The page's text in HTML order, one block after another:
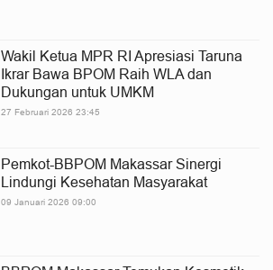
Wakil Ketua MPR RI Apresiasi Taruna
Ikrar Bawa BPOM Raih WLA dan
Dukungan untuk UMKM
27 Februari 2026 23:45
Pemkot-BBPOM Makassar Sinergi
Lindungi Kesehatan Masyarakat
09 Januari 2026 09:00